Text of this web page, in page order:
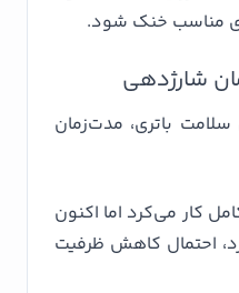
مناسب خنک شود.
شارژدهی
باتری، مدت‌زمان
کار می‌کرد اما اکنون
احتمال کاهش ظرفیت